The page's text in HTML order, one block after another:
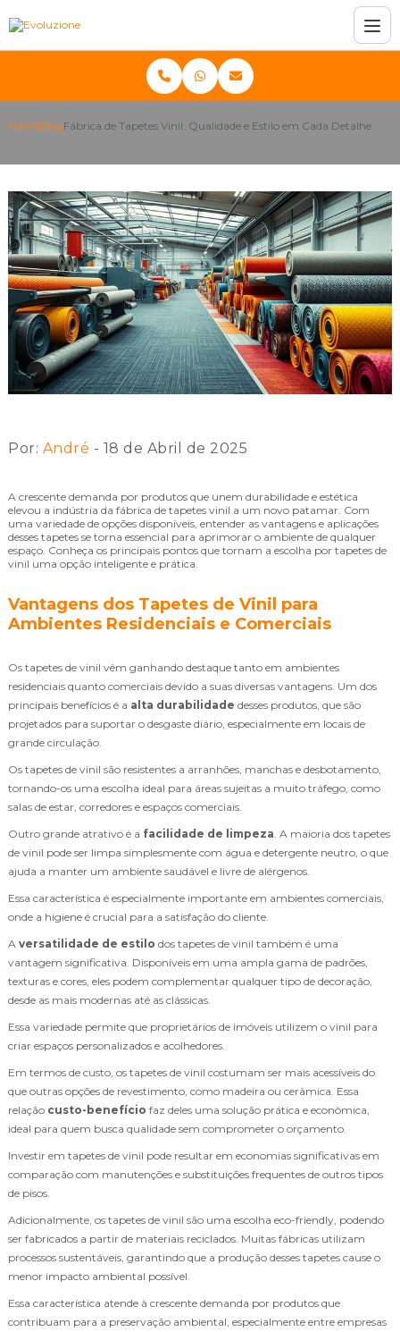
HomeBlogFábrica de Tapetes Vinil: Qualidade e Estilo em Cada Detalhe
Por: André - 18 de Abril de 2025
A crescente demanda por produtos que unem durabilidade e estética
elevou a indústria da fábrica de tapetes vinil a um novo patamar. Com
uma variedade de opções disponíveis, entender as vantagens e aplicações
desses tapetes se torna essencial para aprimorar o ambiente de qualquer
espaço. Conheça os principais pontos que tornam a escolha por tapetes de
vinil uma opção inteligente e prática.
Vantagens dos Tapetes de Vinil para
Ambientes Residenciais e Comerciais
Os tapetes de vinil vêm ganhando destaque tanto em ambientes
residenciais quanto comerciais devido a suas diversas vantagens. Um dos
principais benefícios é a alta durabilidade desses produtos, que são
projetados para suportar o desgaste diário, especialmente em locais de
grande circulação.
Os tapetes de vinil são resistentes a arranhões, manchas e desbotamento,
tornando-os uma escolha ideal para áreas sujeitas a muito tráfego, como
salas de estar, corredores e espaços comerciais.
Outro grande atrativo é a facilidade de limpeza . A maioria dos tapetes
de vinil pode ser limpa simplesmente com água e detergente neutro, o que
ajuda a manter um ambiente saudável e livre de alérgenos.
Essa característica é especialmente importante em ambientes comerciais,
onde a higiene é crucial para a satisfação do cliente.
A versatilidade de estilo dos tapetes de vinil também é uma
vantagem significativa. Disponíveis em uma ampla gama de padrões,
texturas e cores, eles podem complementar qualquer tipo de decoração,
desde as mais modernas até as clássicas.
Essa variedade permite que proprietários de imóveis utilizem o vinil para
criar espaços personalizados e acolhedores.
Em termos de custo, os tapetes de vinil costumam ser mais acessíveis do
que outras opções de revestimento, como madeira ou cerâmica. Essa
relação custo-benefício faz deles uma solução prática e econômica,
ideal para quem busca qualidade sem comprometer o orçamento.
Investir em tapetes de vinil pode resultar em economias significativas em
comparação com manutenções e substituições frequentes de outros tipos
de pisos.
Adicionalmente, os tapetes de vinil são uma escolha eco-friendly, podendo
ser fabricados a partir de materiais reciclados. Muitas fábricas utilizam
processos sustentáveis, garantindo que a produção desses tapetes cause o
menor impacto ambiental possível.
Essa característica atende à crescente demanda por produtos que
contribuam para a preservação ambiental, especialmente entre empresas